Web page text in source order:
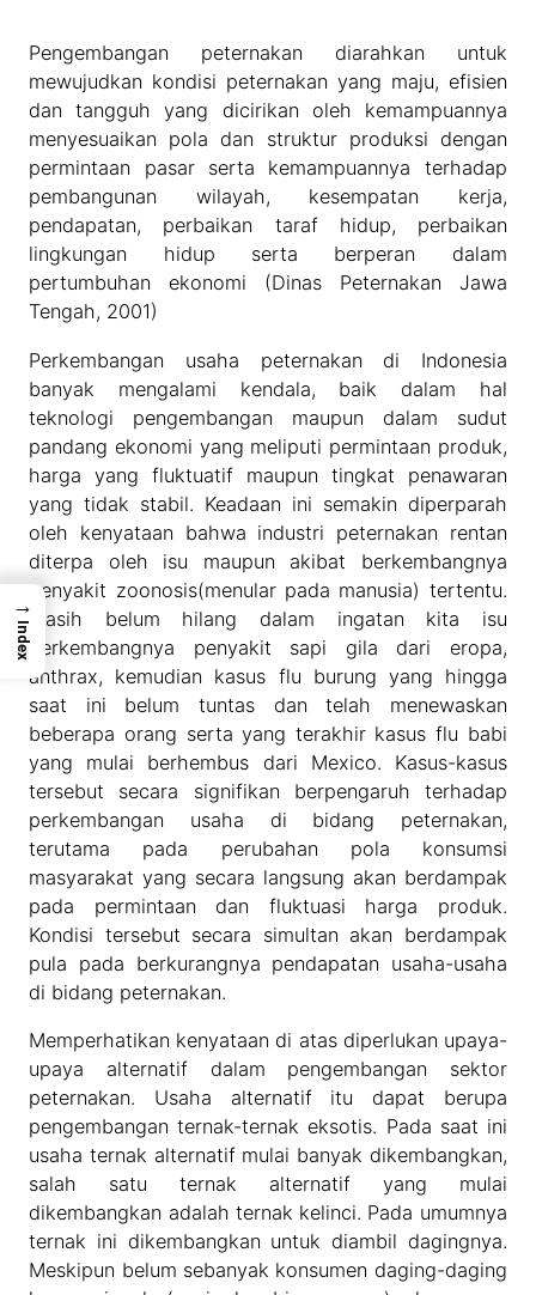
Pengembangan peternakan diarahkan untuk
mewujudkan kondisi peternakan yang maju, efisien
dan tangguh yang dicirikan oleh kemampuannya
menyesuaikan pola dan struktur produksi dengan
permintaan pasar serta kemampuannya terhadap
pembangunan wilayah, kesempatan kerja,
pendapatan, perbaikan taraf hidup, perbaikan
lingkungan hidup serta berperan dalam
pertumbuhan ekonomi (Dinas Peternakan Jawa
Tengah, 2001)
Perkembangan usaha peternakan di Indonesia
banyak mengalami kendala, baik dalam hal
teknologi pengembangan maupun dalam sudut
pandang ekonomi yang meliputi permintaan produk,
harga yang fluktuatif maupun tingkat penawaran
yang tidak stabil. Keadaan ini semakin diperparah
oleh kenyataan bahwa industri peternakan rentan
diterpa oleh isu maupun akibat berkembangnya
penyakit zoonosis(menular pada manusia) tertentu.
Masih belum hilang dalam ingatan kita isu
berkembangnya penyakit sapi gila dari eropa,
anthrax, kemudian kasus flu burung yang hingga
saat ini belum tuntas dan telah menewaskan
beberapa orang serta yang terakhir kasus flu babi
yang mulai berhembus dari Mexico. Kasus-kasus
tersebut secara signifikan berpengaruh terhadap
perkembangan usaha di bidang peternakan,
terutama pada perubahan pola konsumsi
masyarakat yang secara langsung akan berdampak
pada permintaan dan fluktuasi harga produk.
Kondisi tersebut secara simultan akan berdampak
pula pada berkurangnya pendapatan usaha-usaha
di bidang peternakan.
Memperhatikan kenyataan di atas diperlukan upaya-
upaya alternatif dalam pengembangan sektor
peternakan. Usaha alternatif itu dapat berupa
pengembangan ternak-ternak eksotis. Pada saat ini
usaha ternak alternatif mulai banyak dikembangkan,
salah satu ternak alternatif yang mulai
dikembangkan adalah ternak kelinci. Pada umumnya
ternak ini dikembangkan untuk diambil dagingnya.
Meskipun belum sebanyak konsumen daging-daging
→
Index